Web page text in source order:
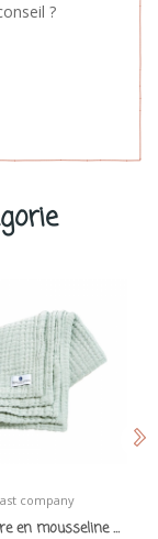
?
company
Couverture en mousseline de coton vert menthe -...